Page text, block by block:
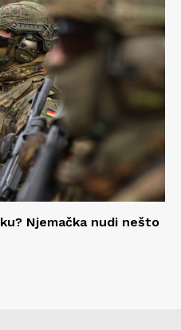
Njemačka nudi nešto